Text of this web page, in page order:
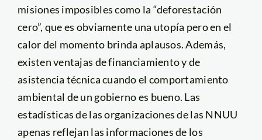
misiones imposibles como la “deforestación
cero”, que es obviamente una utopía pero en el
calor del momento brinda aplausos. Además,
existen ventajas de financiamiento y de
asistencia técnica cuando el comportamiento
ambiental de un gobierno es bueno. Las
estadísticas de las organizaciones de las NNUU
apenas reflejan las informaciones de los